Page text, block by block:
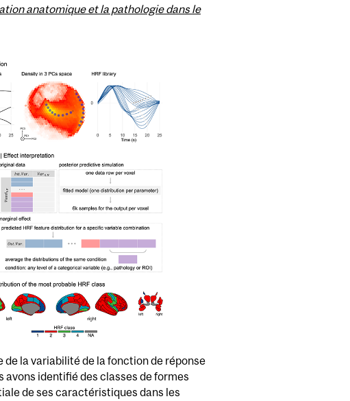
anatomique et la pathologie dans le
la variabilité de la fonction de réponse
identifié des classes de formes
de ses caractéristiques dans les